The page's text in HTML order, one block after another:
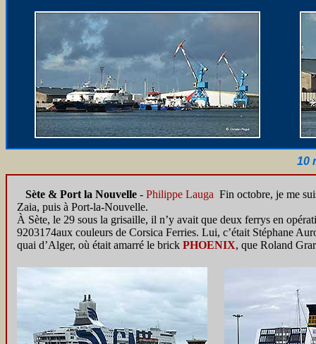
10
Sète & Port la Nouvelle - Philippe Lauga Fin octobre, je me
Zaia, puis à Port-la-Nouvelle.
À Sète, le 29 sous la grisaille, il n’y avait que deux ferrys en
9203174aux couleurs de Corsica Ferries. Lui, c’était Stéphane
quai d’Alger, où était amarré le brick PHOENIX, que Roland